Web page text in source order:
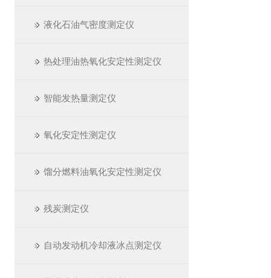
液化石油气密度测定仪
热处理油热氧化安定性测定仪
智能发热量测定仪
氧化安定性测定仪
馏分燃料油氧化安定性测定仪
残炭测定仪
自动发动机冷却液冰点测定仪